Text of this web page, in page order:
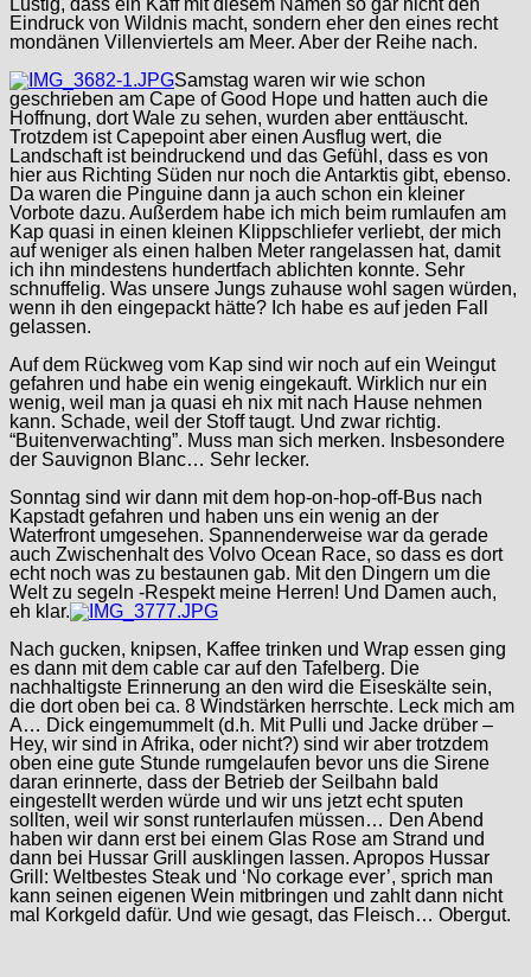
Lustig, dass ein Kaff mit diesem Namen so gar nicht den
Eindruck von Wildnis macht, sondern eher den eines recht
mondänen Villenviertels am Meer. Aber der Reihe nach.
Samstag waren wir wie schon
geschrieben am Cape of Good Hope und hatten auch die
Hoffnung, dort Wale zu sehen, wurden aber enttäuscht.
Trotzdem ist Capepoint aber einen Ausflug wert, die
Landschaft ist beindruckend und das Gefühl, dass es von
hier aus Richting Süden nur noch die Antarktis gibt, ebenso.
Da waren die Pinguine dann ja auch schon ein kleiner
Vorbote dazu. Außerdem habe ich mich beim rumlaufen am
Kap quasi in einen kleinen Klippschliefer verliebt, der mich
auf weniger als einen halben Meter rangelassen hat, damit
ich ihn mindestens hundertfach ablichten konnte. Sehr
schnuffelig. Was unsere Jungs zuhause wohl sagen würden,
wenn ih den eingepackt hätte? Ich habe es auf jeden Fall
gelassen.
Auf dem Rückweg vom Kap sind wir noch auf ein Weingut
gefahren und habe ein wenig eingekauft. Wirklich nur ein
wenig, weil man ja quasi eh nix mit nach Hause nehmen
kann. Schade, weil der Stoff taugt. Und zwar richtig.
“Buitenverwachting”. Muss man sich merken. Insbesondere
der Sauvignon Blanc… Sehr lecker.
Sonntag sind wir dann mit dem hop-on-hop-off-Bus nach
Kapstadt gefahren und haben uns ein wenig an der
Waterfront umgesehen. Spannenderweise war da gerade
auch Zwischenhalt des Volvo Ocean Race, so dass es dort
echt noch was zu bestaunen gab. Mit den Dingern um die
Welt zu segeln -Respekt meine Herren! Und Damen auch,
eh klar.
Nach gucken, knipsen, Kaffee trinken und Wrap essen ging
es dann mit dem cable car auf den Tafelberg. Die
nachhaltigste Erinnerung an den wird die Eiseskälte sein,
die dort oben bei ca. 8 Windstärken herrschte. Leck mich am
A… Dick eingemummelt (d.h. Mit Pulli und Jacke drüber –
Hey, wir sind in Afrika, oder nicht?) sind wir aber trotzdem
oben eine gute Stunde rumgelaufen bevor uns die Sirene
daran erinnerte, dass der Betrieb der Seilbahn bald
eingestellt werden würde und wir uns jetzt echt sputen
sollten, weil wir sonst runterlaufen müssen… Den Abend
haben wir dann erst bei einem Glas Rose am Strand und
dann bei Hussar Grill ausklingen lassen. Apropos Hussar
Grill: Weltbestes Steak und ‘No corkage ever’, sprich man
kann seinen eigenen Wein mitbringen und zahlt dann nicht
mal Korkgeld dafür. Und wie gesagt, das Fleisch… Obergut.